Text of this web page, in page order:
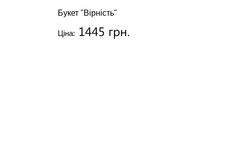
Букет "Вірність"
Ціна: 1445 грн.